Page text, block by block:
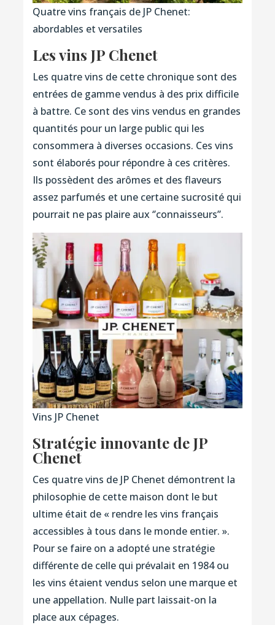
Quatre vins français de JP Chenet:
abordables et versatiles
Les vins JP Chenet
Les quatre vins de cette chronique sont des
entrées de gamme vendus à des prix difficile
à battre. Ce sont des vins vendus en grandes
quantités pour un large public qui les
consommera à diverses occasions. Ces vins
sont élaborés pour répondre à ces critères.
Ils possèdent des arômes et des flaveurs
assez parfumés et une certaine sucrosité qui
pourrait ne pas plaire aux ‘’connaisseurs’’.
Vins JP Chenet
Stratégie innovante de JP
Chenet
Ces quatre vins de JP Chenet démontrent la
philosophie de cette maison dont le but
ultime était de « rendre les vins français
accessibles à tous dans le monde entier. ».
Pour se faire on a adopté une stratégie
différente de celle qui prévalait en 1984 ou
les vins étaient vendus selon une marque et
une appellation. Nulle part laissait-on la
place aux cépages.